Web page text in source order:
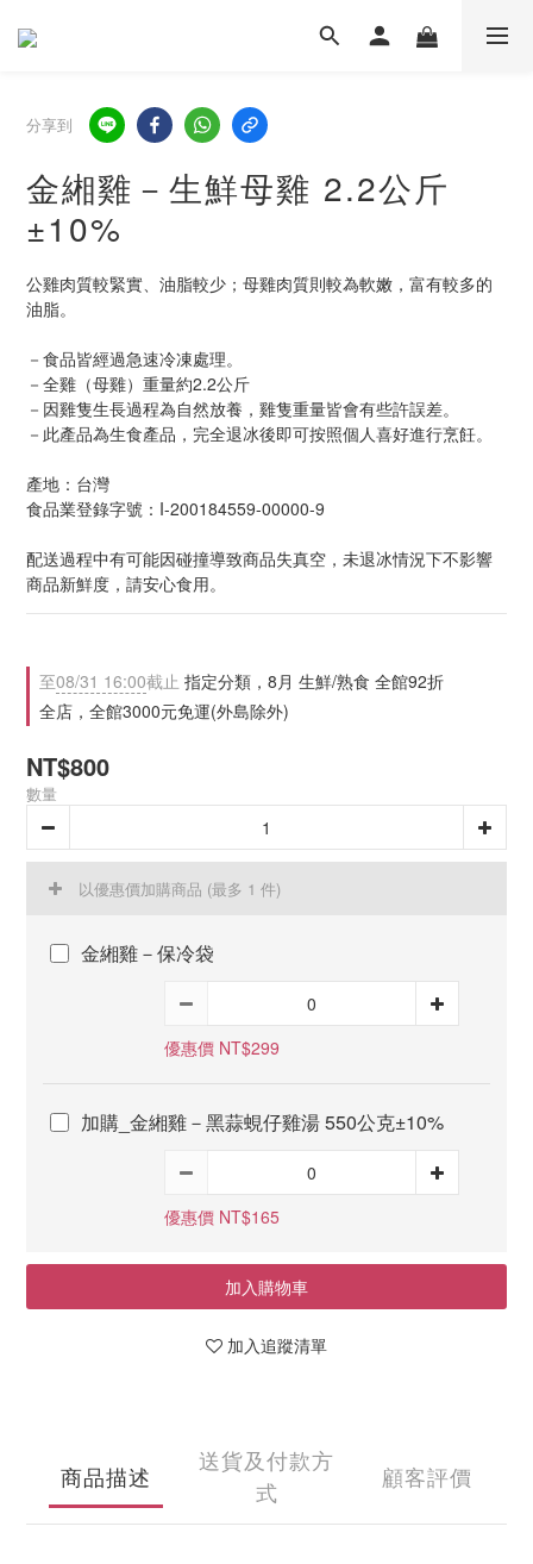
分享到
金緗雞－生鮮母雞 2.2公斤
±10%
公雞肉質較緊實、油脂較少；母雞肉質則較為軟嫩，富有較多的
油脂。
－食品皆經過急速冷凍處理。
－全雞（母雞）重量約2.2公斤
－因雞隻生長過程為自然放養，雞隻重量皆會有些許誤差。
－此產品為生食產品，完全退冰後即可按照個人喜好進行烹飪。
產地：台灣
食品業登錄字號：I-200184559-00000-9
配送過程中有可能因碰撞導致商品失真空，未退冰情況下不影響
商品新鮮度，請安心食用。
至08/31 16:00截止 指定分類，8月 生鮮/熟食 全館92折
全店，全館3000元免運(外島除外)
NT$800
數量
以優惠價加購商品 (最多 1 件)
金緗雞－保冷袋
優惠價 NT$299
加購_金緗雞－黑蒜蜆仔雞湯 550公克±10%
優惠價 NT$165
加入購物車
加入追蹤清單
商品描述
送貨及付款方
式
顧客評價